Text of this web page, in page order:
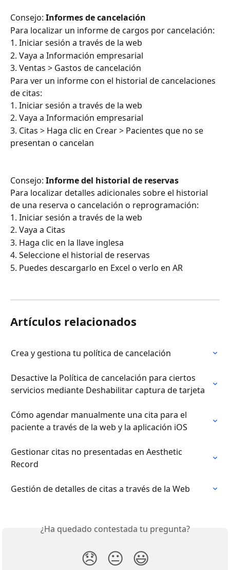
Consejo: Informes de cancelación
Para localizar un informe de cargos por cancelación:
1. Iniciar sesión a través de la web
2. Vaya a Información empresarial
3. Ventas > Gastos de cancelación
Para ver un informe con el historial de cancelaciones
de citas:
1. Iniciar sesión a través de la web
2. Vaya a Información empresarial
3. Citas > Haga clic en Crear > Pacientes que no se
presentan o cancelan
Consejo: Informe del historial de reservas
Para localizar detalles adicionales sobre el historial
de una reserva o cancelación o reprogramación:
1. Iniciar sesión a través de la web
2. Vaya a Citas
3. Haga clic en la llave inglesa
4. Seleccione el historial de reservas
5. Puedes descargarlo en Excel o verlo en AR
Artículos relacionados
Crea y gestiona tu política de cancelación
Desactive la Política de cancelación para ciertos
servicios mediante Deshabilitar captura de tarjeta
Cómo agendar manualmente una cita para el
paciente a través de la web y la aplicación iOS
Gestionar citas no presentadas en Aesthetic
Record
Gestión de detalles de citas a través de la Web
¿Ha quedado contestada tu pregunta?
😞 😐 😃